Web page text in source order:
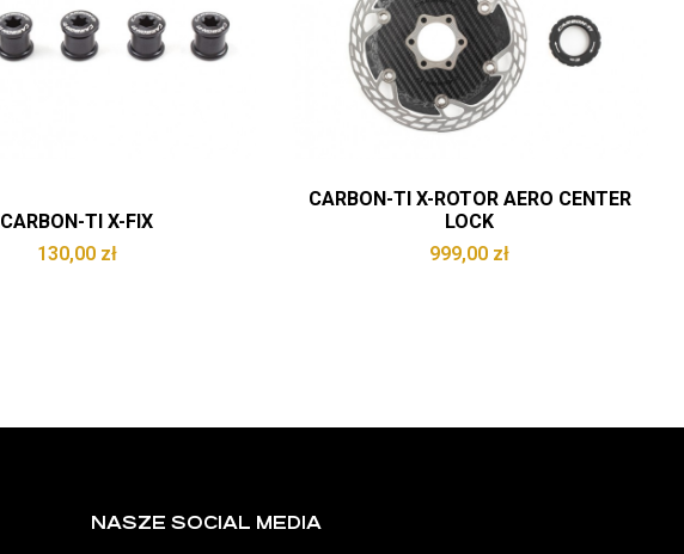
CARBON-TI X-FIX
130,00 zł
CARBON-TI X-ROTOR AERO CENTER
LOCK
999,00 zł
NASZE SOCIAL MEDIA